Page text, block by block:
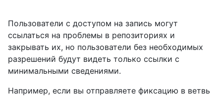
Пользователи с доступом на запись могут
ссылаться на проблемы в репозиториях и
закрывать их, но пользователи без необходимых
разрешений будут видеть только ссылки с
минимальными сведениями.
Например, если вы отправляете фиксацию в ветвь